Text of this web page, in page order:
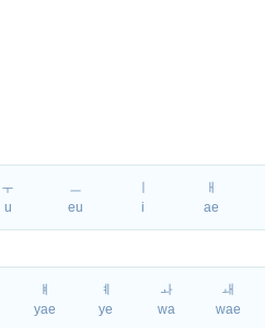
ㅜ
u
ㅡ
eu
i
ㅐ
ae
ㅒ
yae
ㅖ
ye
ㅘ
wa
ㅙ
wae